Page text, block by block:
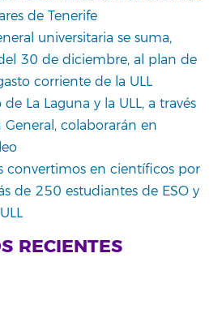
de Tenerife
universitaria se suma,
30 de diciembre, al plan de
corriente de la ULL
La Laguna y la ULL, a través
colaborarán en
convertimos en científicos por
de 250 estudiantes de ESO y
RECIENTES